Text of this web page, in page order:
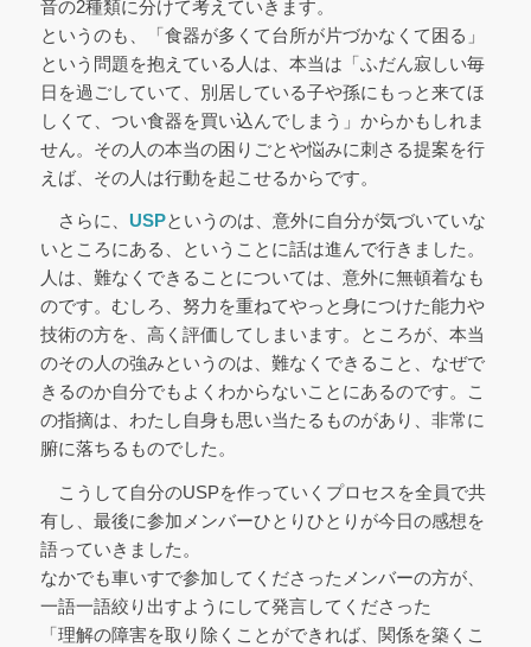
音の2種類に分けて考えていきます。
というのも、「食器が多くて台所が片づかなくて困る」
という問題を抱えている人は、本当は「ふだん寂しい毎
日を過ごしていて、別居している子や孫にもっと来てほ
しくて、つい食器を買い込んでしまう」からかもしれま
せん。その人の本当の困りごとや悩みに刺さる提案を行
えば、その人は行動を起こせるからです。
さらに、 USPというのは、意外に自分が気づいていな
いところにある、ということに話は進んで行きました。
人は、難なくできることについては、意外に無頓着なも
のです。むしろ、努力を重ねてやっと身につけた能力や
技術の方を、高く評価してしまいます。ところが、本当
のその人の強みというのは、難なくできること、なぜで
きるのか自分でもよくわからないことにあるのです。こ
の指摘は、わたし自身も思い当たるものがあり、非常に
腑に落ちるものでした。
こうして自分のUSPを作っていくプロセスを全員で共
有し、最後に参加メンバーひとりひとりが今日の感想を
語っていきました。
なかでも車いすで参加してくださったメンバーの方が、
一語一語絞り出すようにして発言してくださった
「理解の障害を取り除くことができれば、関係を築くこ